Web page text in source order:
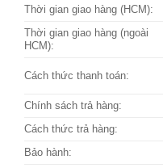
Thời gian giao hàng (HCM):
Thời gian giao hàng (ngoài
HCM):
Cách thức thanh toán:
Chính sách trả hàng:
Cách thức trả hàng:
Bảo hành: